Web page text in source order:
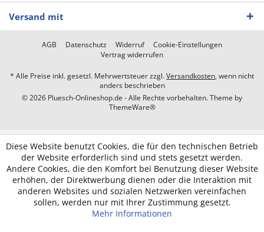
Versand mit
AGB Datenschutz Widerruf
Cookie-Einstellungen
Vertrag widerrufen
* Alle Preise inkl. gesetzl. Mehrwertsteuer zzgl.Versandkosten, wenn nicht
anders beschrieben
© 2026 Pluesch-Onlineshop.de - Alle Rechte vorbehalten. Theme by
ThemeWare®
Diese Website benutzt Cookies, die für den technischen Betrieb
der Website erforderlich sind und stets gesetzt werden.
Andere Cookies, die den Komfort bei Benutzung dieser Website
erhöhen, der Direktwerbung dienen oder die Interaktion mit
anderen Websites und sozialen Netzwerken vereinfachen
sollen, werden nur mit Ihrer Zustimmung gesetzt.
Mehr Informationen